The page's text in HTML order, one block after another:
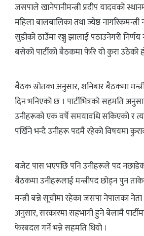
जसपाले खानेपानीमन्त्री प्रदीप यादवको
महिला बालबालिका तथा ज्येष्ठ
सुडीको ठाउँमा रञ्जु झालाई पठाउनेगरी
बसेको पार्टीको बैठकमा फेरि यो कुरा उठेको
बैठक स्रोतका अनुसार, शनिबार बैठकमा
दिन भनिएको छ । पार्टीभित्रको सहमति
उनीहरूको एक वर्षे समयावधि सकिएको र
पर्खिने भन्दै उनीहरू पदमै रहेको विषयमा
बजेट पास भएपछि पनि उनीहरूले पद
बैठकमा उनीहरूलाई मन्त्रीपद छोड्न पुन
मन्त्री बन्ने सूचीमा रहेका जसपा नेपालका नेता
अनुसार, सरकारमा सहभागी हुने बेलामै
फेरबदल गर्ने भन्ने सहमति थियो ।